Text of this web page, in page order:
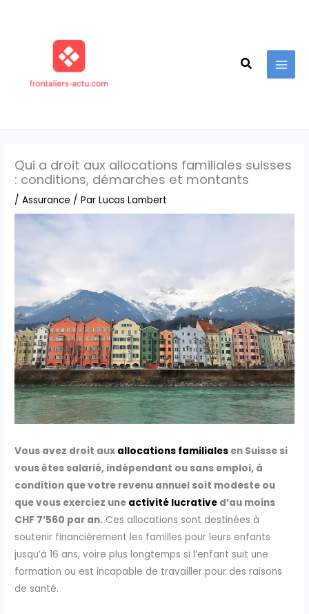
Qui a droit aux allocations familiales suisses
: conditions, démarches et montants
/Assurance / ParLucas Lambert
Vous avez droit aux allocations familiales en Suisse si
vous êtes salarié, indépendant ou sans emploi, à
condition que votre revenu annuel soit modeste ou
que vous exerciez une activité lucrative d’au moins
CHF 7’560 par an. Ces allocations sont destinées à
soutenir financièrement les familles pour leurs enfants
jusqu’à 16 ans, voire plus longtemps si l’enfant suit une
formation ou est incapable de travailler pour des raisons
de santé.